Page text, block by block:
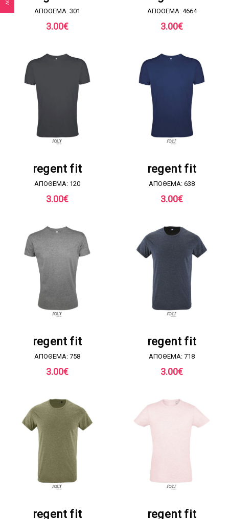
ΑΠΟΘΕΜΑ: 301
3.00€
ΑΠΟΘΕΜΑ: 4664
3.00€
regent fit
ΑΠΟΘΕΜΑ: 120
3.00€
regent fit
ΑΠΟΘΕΜΑ: 638
3.00€
regent fit
ΑΠΟΘΕΜΑ: 758
3.00€
regent fit
ΑΠΟΘΕΜΑ: 718
3.00€
regent fit regent fit